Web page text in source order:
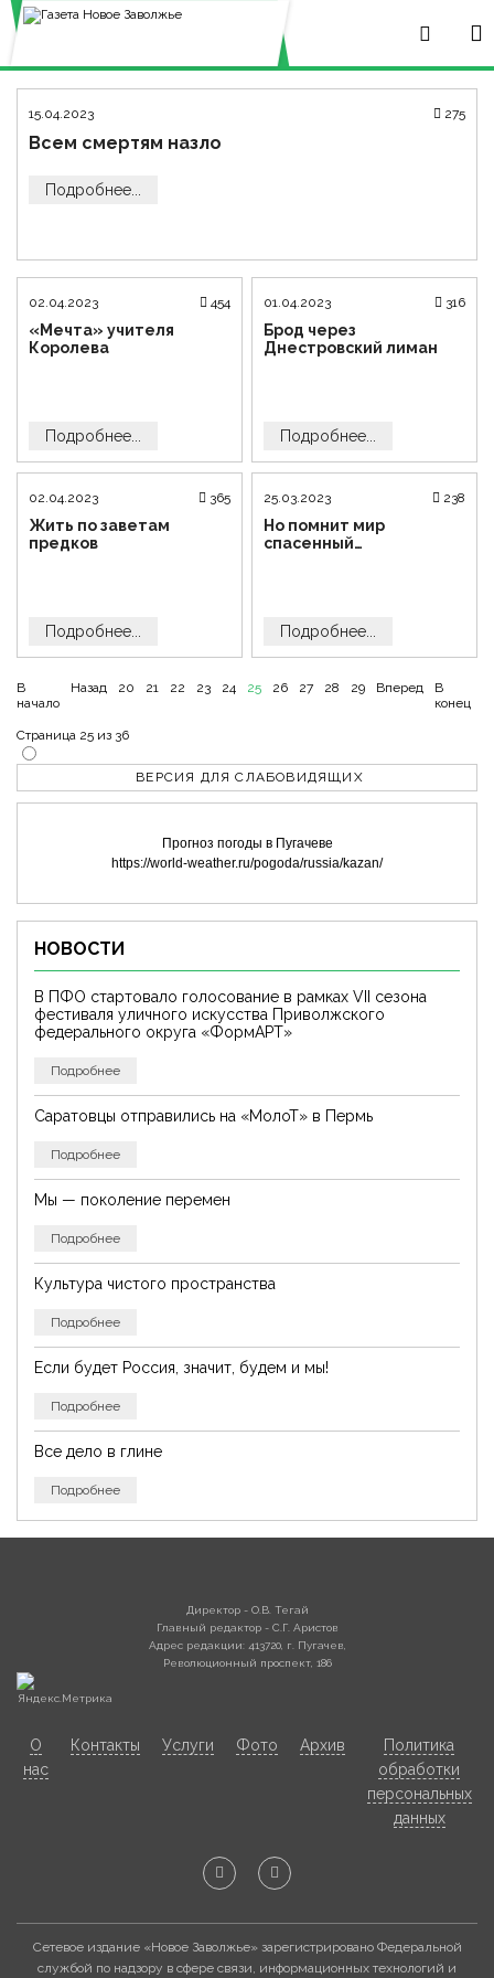
ВЕРСИЯ ДЛЯ СЛАБОВИДЯЩИХ
Прогноз погоды в Пугачеве
https://world-weather.ru/pogoda/russia/kazan/
НОВОСТИ
В ПФО стартовало голосование в рамках VII сезона
фестиваля уличного искусства Приволжского
федерального округа «ФормАРТ»
Подробнее
Саратовцы отправились на «МолоТ» в Пермь
Подробнее
Мы — поколение перемен
Подробнее
Культура чистого пространства
Подробнее
Если будет Россия, значит, будем и мы!
Подробнее
Все дело в глине
Подробнее
15.04.2023 275
Всем смертям назло
Подробнее...
02.04.2023 454
«Мечта» учителя
Королева
Подробнее...
01.04.2023 316
Брод через
Днестровский лиман
Подробнее...
02.04.2023 365
Жить по заветам
предков
Подробнее...
25.03.2023 238
Но помнит мир
спасенный…
Подробнее...
В
начало
Назад 20 21 22 23 24 25 26 27 28 29 Вперед
В
конец
Страница 25 из 36
Директор - О.В. Тегай
Главный редактор - С.Г. Аристов
Адрес редакции: 413720, г. Пугачев,
Революционный проспект, 186
О
нас
Контакты Услуги Фото Архив
Политика
обработки
персональных
данных
Сетевое издание «Новое Заволжье» зарегистрировано Федеральной
службой по надзору в сфере связи, информационных технологий и